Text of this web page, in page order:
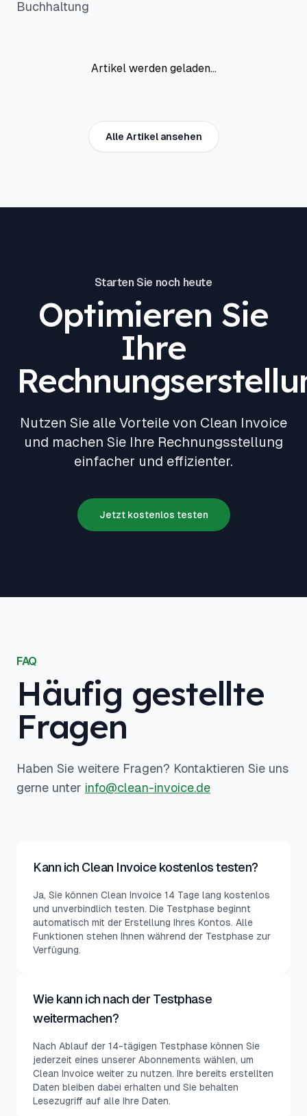
Buchhaltung
Artikel werden geladen...
Alle Artikel ansehen
Starten Sie noch heute
Optimieren Sie
Ihre
Nutzen Sie alle Vorteile von Clean Invoice
und machen Sie Ihre Rechnungsstellung
einfacher und effizienter.
Jetzt kostenlos testen
FAQ
Häufig gestellte
Fragen
Haben Sie weitere Fragen? Kontaktieren Sie uns
gerne unter info@clean-invoice.de
Kann ich Clean Invoice kostenlos testen?
Ja, Sie können Clean Invoice 14 Tage lang kostenlos
und unverbindlich testen. Die Testphase beginnt
automatisch mit der Erstellung Ihres Kontos. Alle
Funktionen stehen Ihnen während der Testphase zur
Verfügung.
Wie kann ich nach der Testphase
weitermachen?
Nach Ablauf der 14-tägigen Testphase können Sie
jederzeit eines unserer Abonnements wählen, um
Clean Invoice weiter zu nutzen. Ihre bereits erstellten
Daten bleiben dabei erhalten und Sie behalten
Lesezugriff auf alle Ihre Daten.